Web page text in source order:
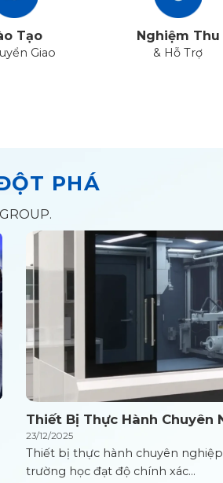
Tạo
Giao
Nghiệm Thu
& Hỗ Trợ
PHÁ
Thiết Bị Thực Hành Chuyên
23/12/2025
Thiết bị thực hành chuyên
trường học đạt độ chính xác...